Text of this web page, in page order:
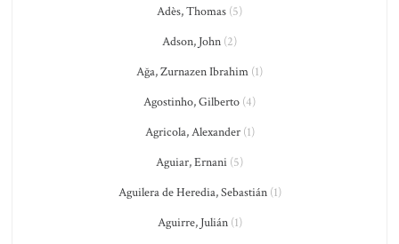
Adès, Thomas (5)
Adson, John (2)
Ağa, Zurnazen Ibrahim (1)
Agostinho, Gilberto (4)
Agricola, Alexander(1)
Aguiar, Ernani (5)
Aguilera de Heredia, Sebastián(1)
Aguirre, Julián(1)